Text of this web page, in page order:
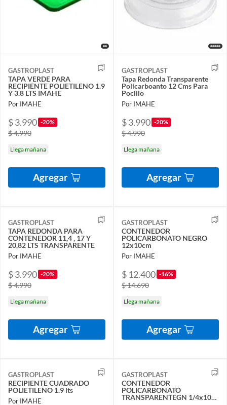
GASTROPLAST
TAPA VERDE PARA
RECIPIENTE POLIETILENO 1.9
Y 3.8 LTS IMAHE
Por IMAHE
$ 3.990 -20%
$ 4.990
Llega mañana
Agregar
GASTROPLAST
Tapa Redonda Transparente
Policarboanto 12 Cms Para
Pocillo
Por IMAHE
$ 3.990 -20%
$ 4.990
Llega mañana
Agregar
GASTROPLAST
TAPA REDONDA PARA
CONTENEDOR 11,4 , 17 Y
20,82 LTS TRANSPARENTE
Por IMAHE
$ 3.990 -20%
$ 4.990
Llega mañana
Agregar
GASTROPLAST
CONTENEDOR
POLICARBONATO NEGRO
12x10cm
Por IMAHE
$ 12.400 -16%
$ 14.690
Llega mañana
Agregar
GASTROPLAST
RECIPIENTE CUADRADO
POLIETILENO 1.9 lts
Por IMAHE
GASTROPLAST
CONTENEDOR
POLICARBONATO
TRANSPARENTEGN 1/4x10